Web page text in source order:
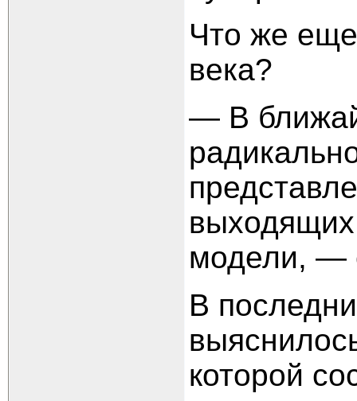
Что же еще
века?
— В
модели, —
В
которой